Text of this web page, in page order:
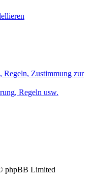
Regeln, Zustimmung zur
Regeln usw.
phpBB Limited